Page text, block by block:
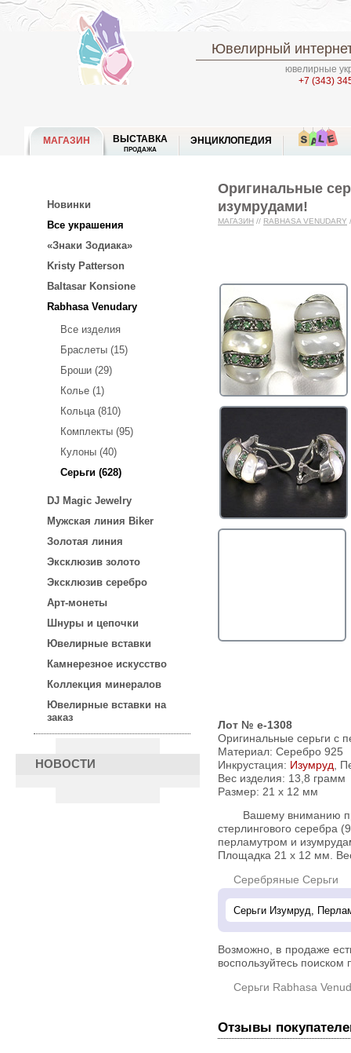
Ювелирный
ювелирные
+7 (343)
МАГАЗИН ВЫСТАВКА
ПРОДАЖА
ЭНЦИКЛОПЕДИЯ
Новинки
Все украшения
«Знаки Зодиака»
Kristy Patterson
Baltasar Konsione
Rabhasa Venudary
Все изделия
Браслеты (15)
Броши (29)
Колье (1)
Кольца (810)
Комплекты (95)
Кулоны (40)
Серьги (628)
DJ Magic Jewelry
Мужская линия Biker
Золотая линия
Эксклюзив золото
Эксклюзив серебро
Арт-монеты
Шнуры и цепочки
Ювелирные вставки
Камнерезное искусство
Коллекция минералов
Ювелирные вставки на
заказ
НОВОСТИ
Оригинальные
изумрудами!
МАГАЗИН // RABHASA VENUDARY
Лот № e-1308
Оригинальные серьги с
Материал: Серебро 925
Инкрустация: Изумруд,
Вес изделия: 13,8 грамм
Размер: 21 х 12 мм
Вашему вниманию
стерлингового серебра
перламутром и
Площадка 21 х 12 мм.
Серебряные Серьги
Возможно, в продаже
воспользуйтесь поиском
Серьги Rabhasa
Отзывы